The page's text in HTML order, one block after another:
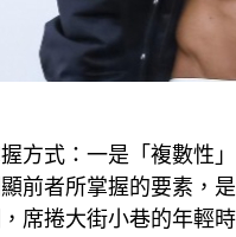
方式：一是「複數性
前者所掌握的要素，
席捲大街小巷的年輕